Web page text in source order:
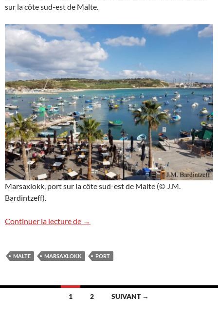
sur la côte sud-est de Malte.
Marsaxlokk, port sur la côte sud-est de Malte (© J.M.
Bardintzeff).
Continuer la lecture de Marsaxlokk, Malte
→
MALTE MARSAXLOKK PORT
1 2 SUIVANT →